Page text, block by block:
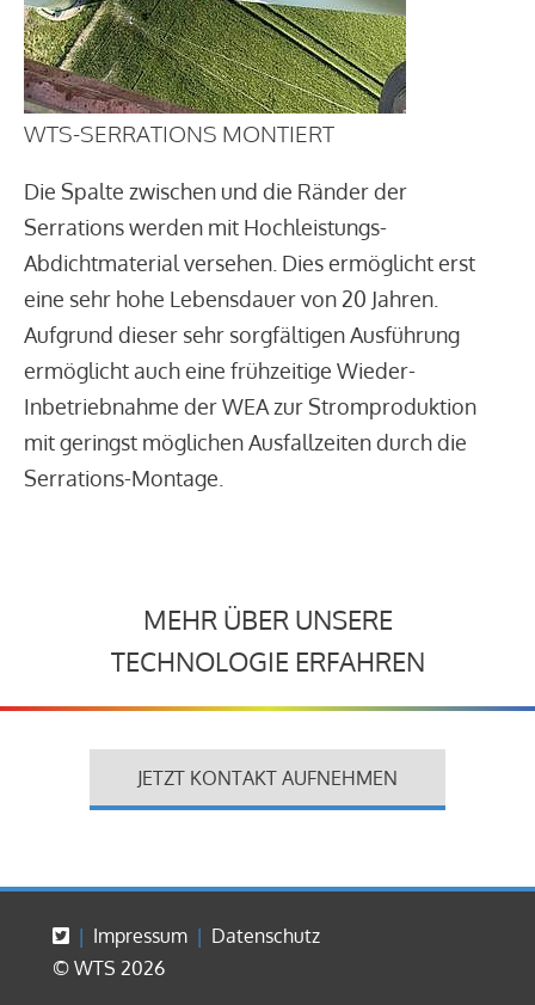
WTS-SERRATIONS MONTIERT
Die Spalte zwischen und die Ränder der
Serrations werden mit Hochleistungs-
Abdichtmaterial versehen. Dies ermöglicht erst
eine sehr hohe Lebensdauer von 20 Jahren.
Aufgrund dieser sehr sorgfältigen Ausführung
ermöglicht auch eine frühzeitige Wieder-
Inbetriebnahme der WEA zur Stromproduktion
mit geringst möglichen Ausfallzeiten durch die
Serrations-Montage.
MEHR ÜBER UNSERE
TECHNOLOGIE ERFAHREN
JETZT KONTAKT AUFNEHMEN
Impressum
Datenschutz
© WTS 2026